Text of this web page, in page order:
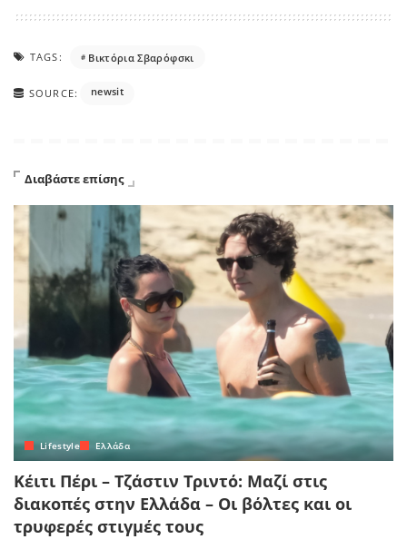
TAGS: Βικτόρια Σβαρόφσκι
SOURCE: newsit
Διαβάστε επίσης
Lifestyle Ελλάδα
Κέιτι Πέρι – Τζάστιν Τριντό: Μαζί στις
διακοπές στην Ελλάδα – Οι βόλτες και οι
τρυφερές στιγμές τους